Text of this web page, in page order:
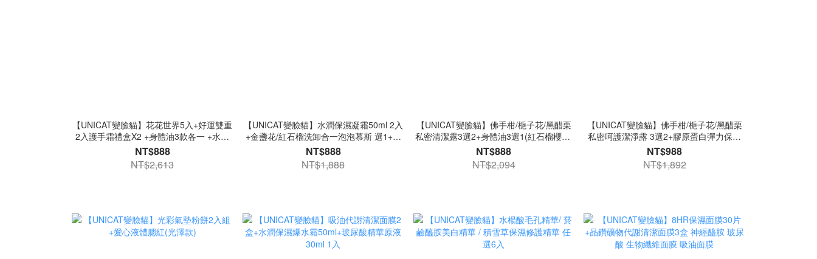
【UNICAT變臉貓】花花世界5入+好運雙重
2入護手霜禮盒X2 +身體油3款各一 +水光
保濕玻璃唇油(草莓)
NT$888
NT$2,613
【UNICAT變臉貓】水潤保濕凝霜50ml 2入
+金盞花/紅石榴洗卸合一泡泡慕斯 選1+超
保濕護足霜1入 爆水霜 洗面乳 洗面慕斯 洗
臉慕斯
NT$888
NT$1,888
【UNICAT變臉貓】佛手柑/梔子花/黑醋栗
私密清潔露3選2+身體油3選1(紅石榴櫻花/
烏龍茶甜瓜/橙花柚子)+腋下膝肘嫩白霜X2
NT$888
NT$2,094
【UNICAT變臉貓】佛手柑/梔子花/黑醋栗
私密呵護潔淨露 3選2+膠原蛋白彈力保濕
水漾果凍膜 100ml 2入 私密清潔露 面霜 乳
霜 晚安面膜
NT$988
NT$1,892